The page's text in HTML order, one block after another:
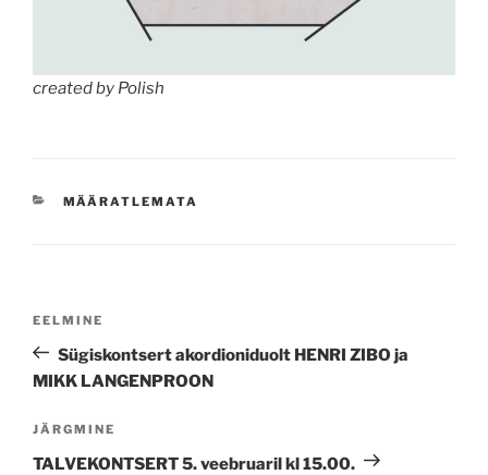
created by Polish
CATEGORIES
MÄÄRATLEMATA
Previous
Post
EELMINE
Sügiskontsert akordioniduolt HENRI ZIBO ja
MIKK LANGENPROON
Next
Post
JÄRGMINE
TALVEKONTSERT 5. veebruaril kl 15.00.